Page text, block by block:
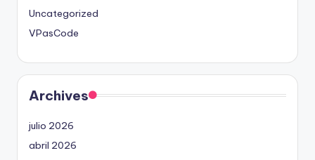
Uncategorized
VPasCode
Archives
julio 2026
abril 2026